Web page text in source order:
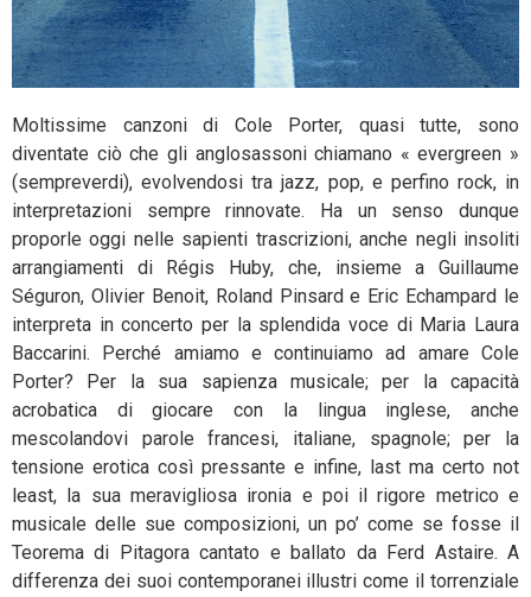
Moltissime canzoni di Cole Porter, quasi tutte, sono
diventate ciò che gli anglosassoni chiamano « evergreen »
(sempreverdi), evolvendosi tra jazz, pop, e perfino rock, in
interpretazioni sempre rinnovate. Ha un senso dunque
proporle oggi nelle sapienti trascrizioni, anche negli insoliti
arrangiamenti di Régis Huby, che, insieme a Guillaume
Séguron, Olivier Benoit, Roland Pinsard e Eric Echampard le
interpreta in concerto per la splendida voce di Maria Laura
Baccarini. Perché amiamo e continuiamo ad amare Cole
Porter? Per la sua sapienza musicale; per la capacità
acrobatica di giocare con la lingua inglese, anche
mescolandovi parole francesi, italiane, spagnole; per la
tensione erotica così pressante e infine, last ma certo not
least, la sua meravigliosa ironia e poi il rigore metrico e
musicale delle sue composizioni, un po’ come se fosse il
Teorema di Pitagora cantato e ballato da Ferd Astaire. A
differenza dei suoi contemporanei illustri come il torrenziale